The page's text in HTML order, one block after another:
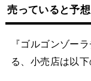
売っていると予
『ゴルゴンゾー
る、小売店は以下